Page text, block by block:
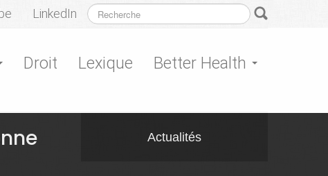
LinkedIn
Droit Lexique Better Health
Actualités